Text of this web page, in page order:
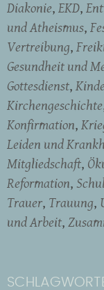
Diakonie EKD
und Atheismus
Vertreibung
Gesundheit und
Gottesdienst
Kirchengeschichte
Konfirmation
Leiden und
Mitgliedschaft
Reformation
Trauer Trauung
und Arbeit